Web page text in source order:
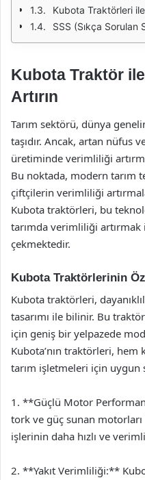
Kubota Traktörleri
SSS (Sıkça Sorulan
Kubota Traktör
Artırın
Tarım sektörü, dünya
taşıdır. Ancak, artan nüfus
üretiminde verimliliği
Bu noktada, modern tarım
çiftçilerin verimliliği
Kubota traktörleri, bu
tarımda verimliliği
çekmektedir.
Kubota Traktörlerinin
Kubota traktörleri,
tasarımı ile bilinir. Bu
için geniş bir yelpazede
Kubota’nın traktörleri,
tarım işletmeleri için uygun
1. **Güçlü Motor
tork ve güç sunan motorları
işlerinin daha hızlı ve
2. **Yakıt Verimliliği:**